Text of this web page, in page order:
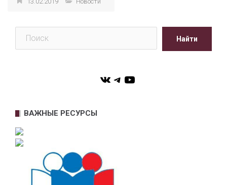
13.02.2019 Новости
Поиск
Найти
VKTelegram
YouTube
ВАЖНЫЕ РЕСУРСЫ